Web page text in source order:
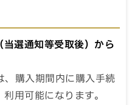
選通知等受取後）から
、購入期間内に購入手続
用可能になります。